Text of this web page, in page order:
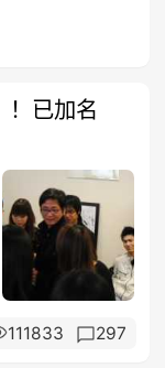
！已加名
111833 297